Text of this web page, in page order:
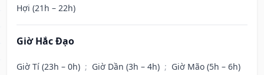
Hợi (21h – 22h)
Giờ Hắc Đạo
Giờ Tí (23h – 0h) ; Giờ Dần (3h – 4h) ; Giờ Mão (5h – 6h)